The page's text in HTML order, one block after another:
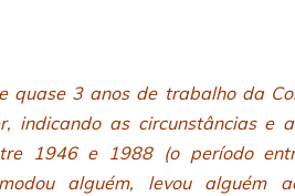
3 anos de trabalho da
indicando as circunstâncias e
1946 e 1988 (o período
alguém, levou alguém